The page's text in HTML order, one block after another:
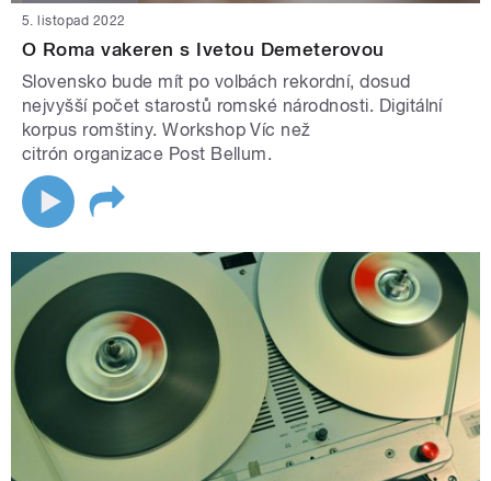
5. listopad 2022
O Roma vakeren s Ivetou Demeterovou
Slovensko bude mít po volbách rekordní, dosud
nejvyšší počet starostů romské národnosti. Digitální
korpus romštiny. Workshop Víc než
citrón organizace Post Bellum.